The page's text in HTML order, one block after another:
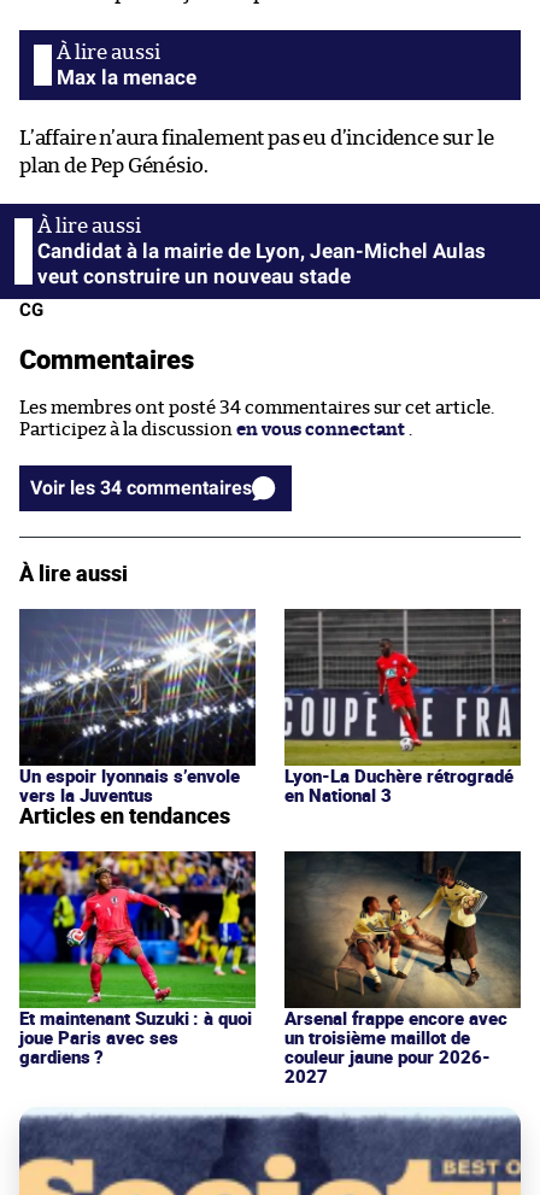
Max la menace
L’affaire n’aura finalement pas eu d’incidence sur le
plan de Pep Génésio.
Candidat à la mairie de Lyon, Jean-Michel Aulas
veut construire un nouveau stade
CG
Commentaires
Les membres ont posté 34 commentaires sur cet article.
Participez à la discussion en vous connectant
Voir les 34 commentaires
À lire aussi
Un espoir lyonnais s’envole
vers la Juventus
Lyon-La Duchère rétrogradé
en National 3
Articles en tendances
Et maintenant Suzuki : à quoi
joue Paris avec ses
gardiens ?
Arsenal frappe encore avec
un troisième maillot de
couleur jaune pour 2026-
2027